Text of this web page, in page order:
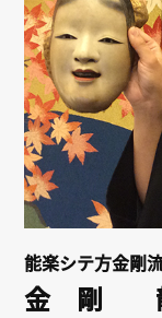
English
能楽シテ方金剛
金 剛